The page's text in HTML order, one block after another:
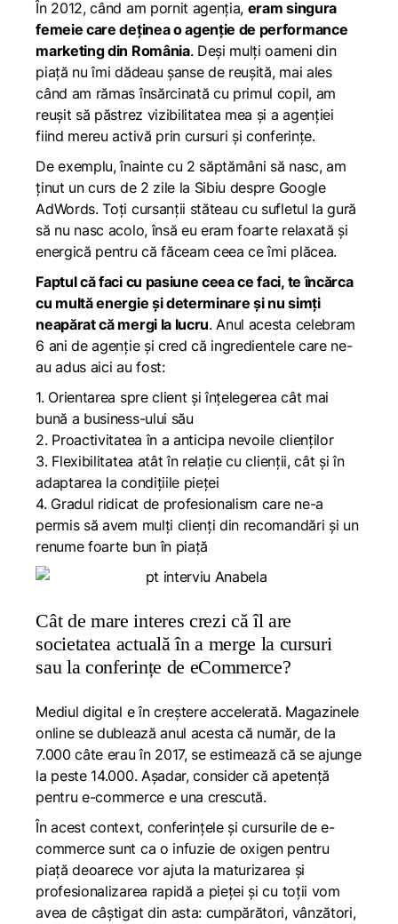
În 2012, când am pornit agenția, eram singura
femeie care deținea o agenție de performance
marketing din România. Deși mulți oameni din
piață nu îmi dădeau șanse de reușită, mai ales
când am rămas însărcinată cu primul copil, am
reușit să păstrez vizibilitatea mea și a agenției
fiind mereu activă prin cursuri și conferințe.
De exemplu, înainte cu 2 săptămâni să nasc, am
ținut un curs de 2 zile la Sibiu despre Google
AdWords. Toți cursanții stăteau cu sufletul la gură
să nu nasc acolo, însă eu eram foarte relaxată și
energică pentru că făceam ceea ce îmi plăcea.
Faptul că faci cu pasiune ceea ce faci, te încărca
cu multă energie și determinare și nu simți
neapărat că mergi la lucru. Anul acesta celebram
6 ani de agenție și cred că ingredientele care ne-
au adus aici au fost:
1. Orientarea spre client și înțelegerea cât mai
bună a business-ului său
2. Proactivitatea în a anticipa nevoile clienților
3. Flexibilitatea atât în relație cu clienții, cât și în
adaptarea la condițiile pieței
4. Gradul ridicat de profesionalism care ne-a
permis să avem mulți clienți din recomandări și un
renume foarte bun în piață
Cât de mare interes crezi că îl are
societatea actuală în a merge la cursuri
sau la conferințe de eCommerce?
Mediul digital e în creștere accelerată. Magazinele
online se dublează anul acesta că număr, de la
7.000 câte erau în 2017, se estimează că se ajunge
la peste 14.000. Așadar, consider că apetență
pentru e-commerce e una crescută.
În acest context, conferințele și cursurile de e-
commerce sunt ca o infuzie de oxigen pentru
piață deoarece vor ajuta la maturizarea și
profesionalizarea rapidă a pieței și cu toții vom
avea de câștigat din asta: cumpărători, vânzători,